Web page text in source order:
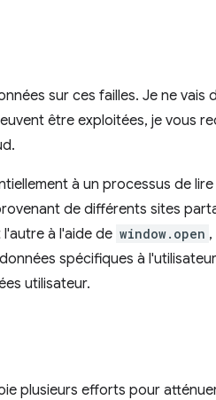
sur ces failles. Je ne vais
être exploitées, je vous
à un processus de
de différents sites
à l'aide de window.open ,
spécifiques à
utilisateur.
plusieurs efforts pour